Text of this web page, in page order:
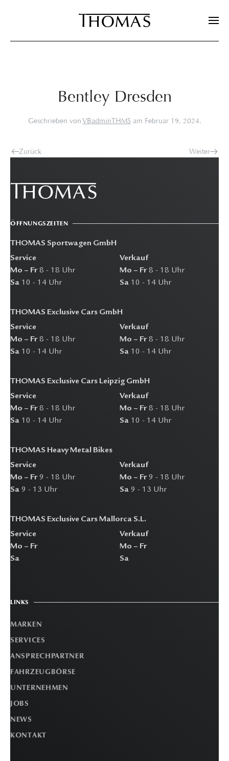
Zum Hauptinhalt springen
Bentley Dresden
Geschrieben vonVBadminTHMSam Februar 19, 2024.
Zurück Weiter
ÖFFNUNGSZEITEN
THOMAS Sportwagen GmbH
Service
Mo – Fr8 - 18 Uhr
Sa 10 - 14 Uhr
Verkauf
Mo – Fr8 - 18 Uhr
Sa 10 - 14 Uhr
THOMAS Exclusive Cars GmbH
Service
Mo – Fr8 - 18 Uhr
Sa 10 - 14 Uhr
Verkauf
Mo – Fr8 - 18 Uhr
Sa 10 - 14 Uhr
THOMAS Exclusive Cars Leipzig GmbH
Service
Mo – Fr8 - 18 Uhr
Sa 10 - 14 Uhr
Verkauf
Mo – Fr8 - 18 Uhr
Sa 10 - 14 Uhr
THOMAS Heavy Metal Bikes
Service
Mo – Fr9 - 18 Uhr
Sa 9 - 13 Uhr
Verkauf
Mo – Fr9 - 18 Uhr
Sa 9 - 13 Uhr
THOMAS Exclusive Cars Mallorca S.L.
Service
Mo – Fr
Sa
Verkauf
Mo – Fr
Sa
LINKS
MARKEN
SERVICES
ANSPRECHPARTNER
FAHRZEUGBÖRSE
UNTERNEHMEN
JOBS
NEWS
KONTAKT